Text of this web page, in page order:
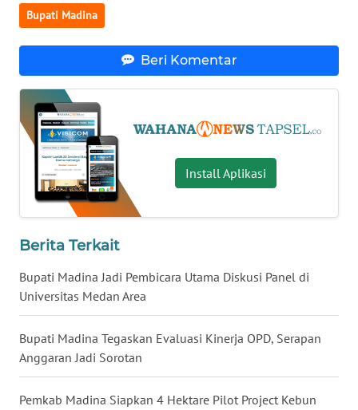
Bupati Madina
Beri Komentar
Install Aplikasi
Berita Terkait
Bupati Madina Jadi Pembicara Utama Diskusi Panel di
Universitas Medan Area
Bupati Madina Tegaskan Evaluasi Kinerja OPD, Serapan
Anggaran Jadi Sorotan
Pemkab Madina Siapkan 4 Hektare Pilot Project Kebun
KALSEL
WN
KALTIM
WN
WN
GORONTALO
WN
SULUT